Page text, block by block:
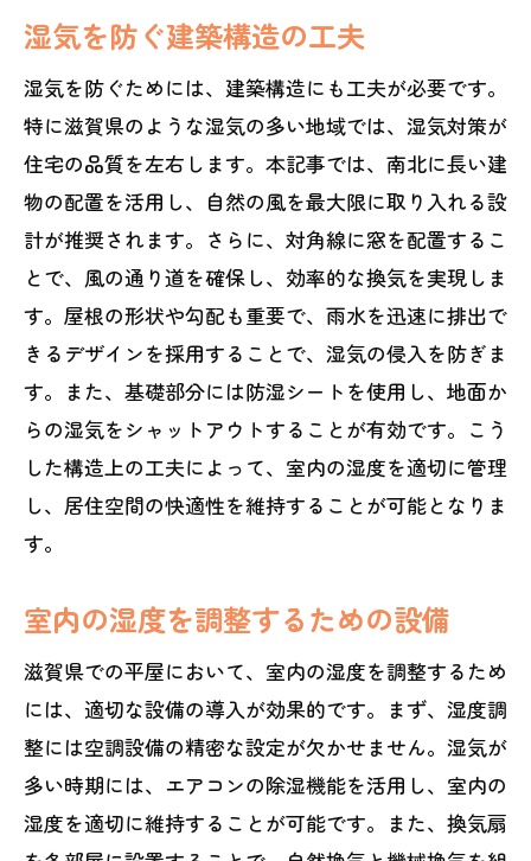
湿気を防ぐ建築構造の工夫
湿気を防ぐためには、建築構造にも工夫が必要です。
特に滋賀県のような湿気の多い地域では、湿気対策が
住宅の品質を左右します。本記事では、南北に長い建
物の配置を活用し、自然の風を最大限に取り入れる設
計が推奨されます。さらに、対角線に窓を配置するこ
とで、風の通り道を確保し、効率的な換気を実現しま
す。屋根の形状や勾配も重要で、雨水を迅速に排出で
きるデザインを採用することで、湿気の侵入を防ぎま
す。また、基礎部分には防湿シートを使用し、地面か
らの湿気をシャットアウトすることが有効です。こう
した構造上の工夫によって、室内の湿度を適切に管理
し、居住空間の快適性を維持することが可能となりま
す。
室内の湿度を調整するための設備
滋賀県での平屋において、室内の湿度を調整するため
には、適切な設備の導入が効果的です。まず、湿度調
整には空調設備の精密な設定が欠かせません。湿気が
多い時期には、エアコンの除湿機能を活用し、室内の
湿度を適切に維持することが可能です。また、換気扇